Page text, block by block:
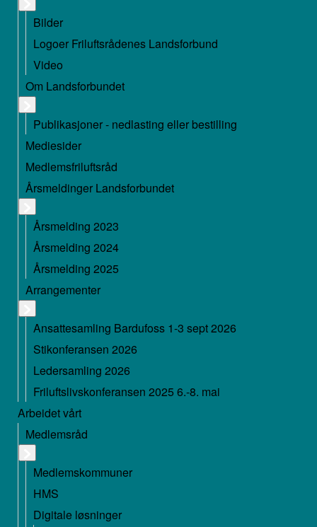
Bilder
Logoer Friluftsrådenes Landsforbund
Video
Om Landsforbundet
Publikasjoner - nedlasting eller bestilling
Mediesider
Medlemsfriluftsråd
Årsmeldinger Landsforbundet
Årsmelding 2023
Årsmelding 2024
Årsmelding 2025
Arrangementer
Ansattesamling Bardufoss 1-3 sept 2026
Stikonferansen 2026
Ledersamling 2026
Friluftslivskonferansen 2025 6.-8. mai
Arbeidet vårt
Medlemsråd
Medlemskommuner
HMS
Digitale løsninger